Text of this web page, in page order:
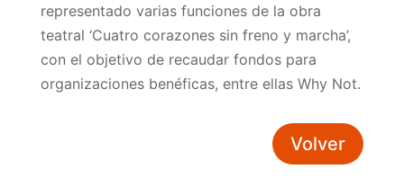
representado varias funciones de la obra
teatral ‘Cuatro corazones sin freno y marcha’,
con el objetivo de recaudar fondos para
organizaciones benéficas, entre ellas Why Not.
Volver